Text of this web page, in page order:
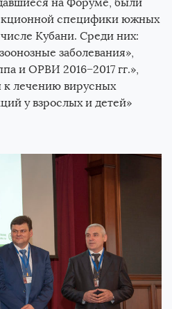
на Форуме, были
специфики южных
Кубани. Среди них:
заболевания»,
и ОРВИ 2016−2017 гг.»,
лечению вирусных
у взрослых и детей»